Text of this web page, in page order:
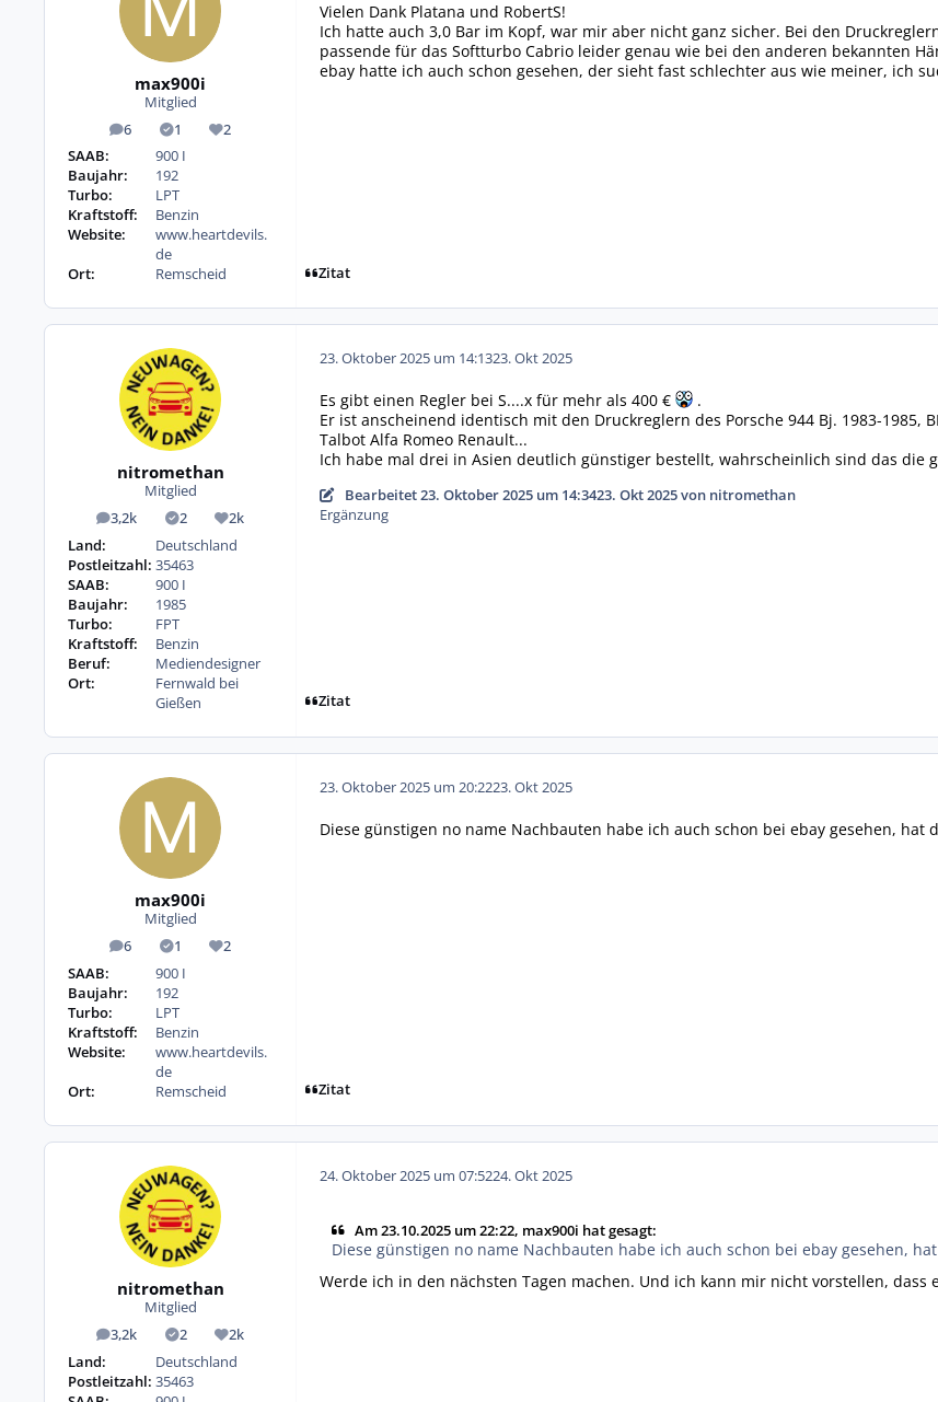
max900i
Mitglied
6
Beiträge1
Lösungen
2
Reputation
SAAB:
900 I
Baujahr:
192
Turbo:
LPT
Kraftstoff:
Benzin
Website:
www.heartdevils.
de
Ort:
Remscheid
Vielen Dank Platana und RobertS!
Ich hatte auch 3,0 Bar im Kopf, war mir aber nicht ganz sicher. Bei den
passende für das Softturbo Cabrio leider genau wie bei den anderen bekannten
ebay hatte ich auch schon gesehen, der sieht fast schlechter aus wie meiner, ich
Zitat
nitromethan
Mitglied
3,2k
Beiträge 2
Lösungen
2k
Reputation
Land:
Deutschland
Postleitzahl: 35463
SAAB:
900 I
Baujahr:
1985
Turbo:
FPT
Kraftstoff:
Benzin
Beruf:
Mediendesigner
Ort:
Fernwald bei
Gießen
23. Oktober 2025 um 14:1323. Okt 2025
Es gibt einen Regler bei S....x für mehr als 400 €
.
Er ist anscheinend identisch mit den Druckreglern des Porsche 944 Bj. 1983-1985,
Talbot Alfa Romeo Renault...
Ich habe mal drei in Asien deutlich günstiger bestellt, wahrscheinlich sind das die
Bearbeitet23. Oktober 2025 um 14:3423. Okt 2025von nitromethan
Ergänzung
Zitat
max900i
Mitglied
6
Beiträge1
Lösungen
2
Reputation
SAAB:
900 I
Baujahr:
192
Turbo:
LPT
Kraftstoff:
Benzin
Website:
www.heartdevils.
de
Ort:
Remscheid
23. Oktober 2025 um 20:2223. Okt 2025
Diese günstigen no name Nachbauten habe ich auch schon bei ebay gesehen, hat
Zitat
nitromethan
Mitglied
3,2k
Beiträge 2
Lösungen
2k
Reputation
Land:
Deutschland
Postleitzahl: 35463
24. Oktober 2025 um 07:5224. Okt 2025
Am 23.10.2025 um 22:22, max900i hat gesagt:
Diese günstigen no name Nachbauten habe ich auch schon bei ebay gesehen,
Werde ich in den nächsten Tagen machen. Und ich kann mir nicht vorstellen,